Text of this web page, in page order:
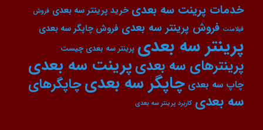
خدمات پرینت سه بعدی خرید پرینتر سه بعدی فروش
فیلامنت فروش پرینتر سه بعدی فروش چاپگر سه بعدی
پرینتر سه بعدی پرینتر سه بعدی چیست
پرینترهای سه بعدیپرینت سه بعدی
چاپ سه بعدی چاپگر سه بعدیچاپگرهای
سه بعدی کاربرد پرینتر سه بعدی